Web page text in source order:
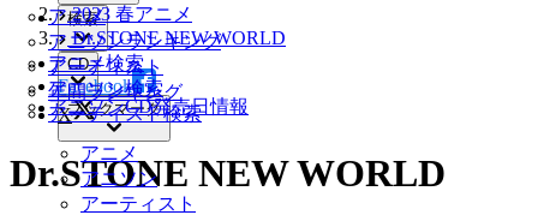
アニメ
アニソンランキング
アーティスト
年間ランキング
検索
アニメ検索
アニソン検索
アーティスト検索
CD
アニソンCD発売日情報
ブックマーク
アニメ
アニソン
アーティスト
2023 春アニメ
Dr.STONE NEW WORLD
Facebook
X
Dr.STONE NEW WORLD